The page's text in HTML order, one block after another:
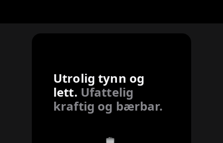
Utrolig tynn og
lett. Ufattelig
kraftig og bærbar.